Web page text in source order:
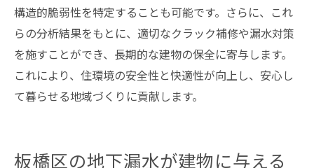
構造的脆弱性を特定することも可能です。さらに、これ
らの分析結果をもとに、適切なクラック補修や漏水対策
を施すことができ、長期的な建物の保全に寄与します。
これにより、住環境の安全性と快適性が向上し、安心し
て暮らせる地域づくりに貢献します。
板橋区の地下漏水が建物に与える